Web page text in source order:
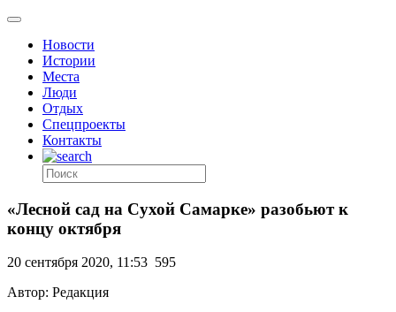
Новости
Истории
Места
Люди
Отдых
Спецпроекты
Контакты
«Лесной сад на Сухой Самарке» разобьют к
концу октября
20 сентября 2020, 11:53 595
Автор: Редакция